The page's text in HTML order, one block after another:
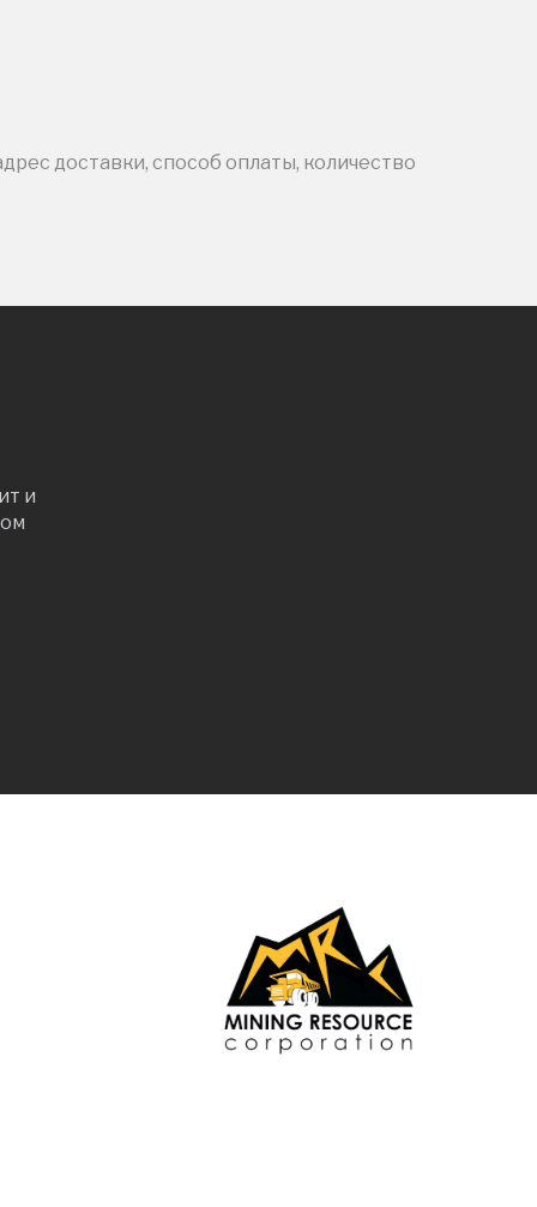
доставки, способ оплаты, количество
и